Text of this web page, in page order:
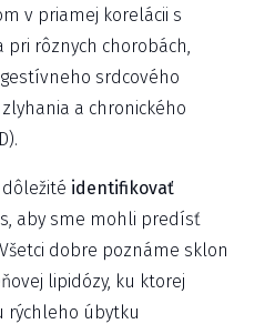
v priamej korelácii s
rôznych chorobách,
srdcového
a chronického
identifikovať
aby sme mohli predísť
dobre poznáme sklon
lipidózy, ku ktorej
rýchleho úbytku